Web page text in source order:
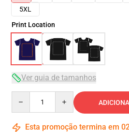
5XL
Print Location
Ver guia de tamanhos
Esta promoção termina em